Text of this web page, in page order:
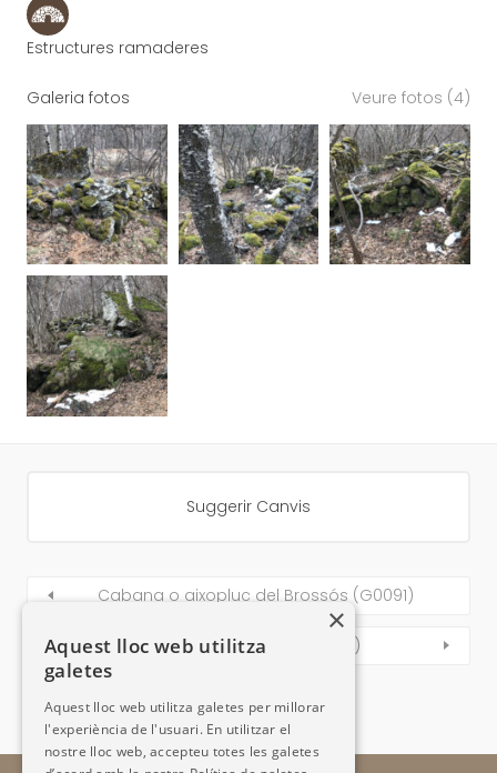
Estructures ramaderes
Galeria fotos Veure fotos (4)
Suggerir Canvis
Cabana o aixopluc del Brossós (G0091)
Cabana d’Encodina I (G0093)
×
Aquest lloc web utilitza
galetes
Aquest lloc web utilitza galetes per millorar
l'experiència de l'usuari. En utilitzar el
nostre lloc web, accepteu totes les galetes